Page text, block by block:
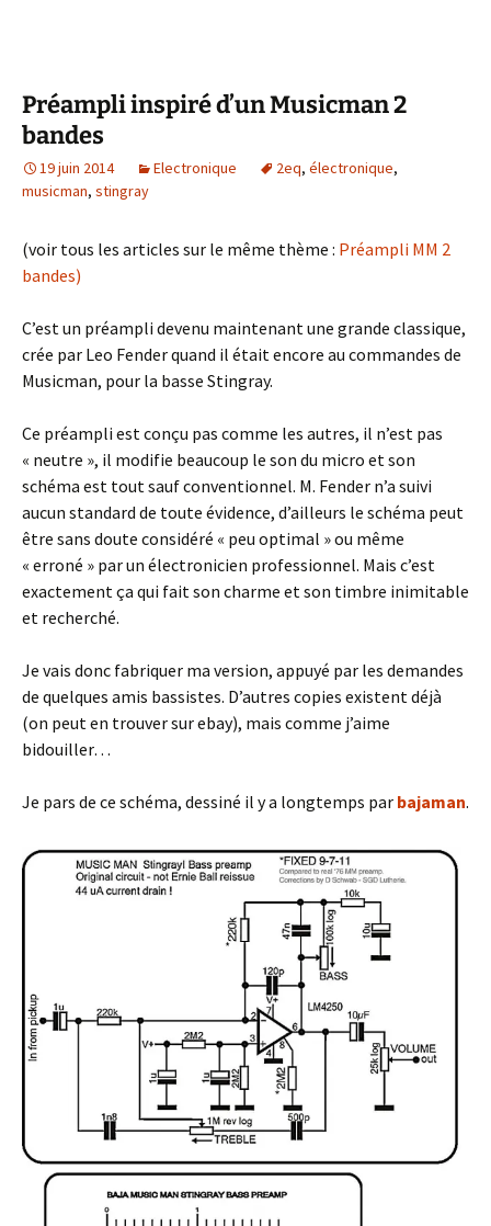
Préampli inspiré d’un Musicman 2
bandes
19 juin 2014 Electronique 2eq, électronique,
musicman, stingray
(voir tous les articles sur le même thème : Préampli MM 2
bandes)
C’est un préampli devenu maintenant une grande classique,
crée par Leo Fender quand il était encore au commandes de
Musicman, pour la basse Stingray.
Ce préampli est conçu pas comme les autres, il n’est pas
« neutre », il modifie beaucoup le son du micro et son
schéma est tout sauf conventionnel. M. Fender n’a suivi
aucun standard de toute évidence, d’ailleurs le schéma peut
être sans doute considéré « peu optimal » ou même
« erroné » par un électronicien professionnel. Mais c’est
exactement ça qui fait son charme et son timbre inimitable
et recherché.
Je vais donc fabriquer ma version, appuyé par les demandes
de quelques amis bassistes. D’autres copies existent déjà
(on peut en trouver sur ebay), mais comme j’aime
bidouiller…
Je pars de ce schéma, dessiné il y a longtemps par bajaman.